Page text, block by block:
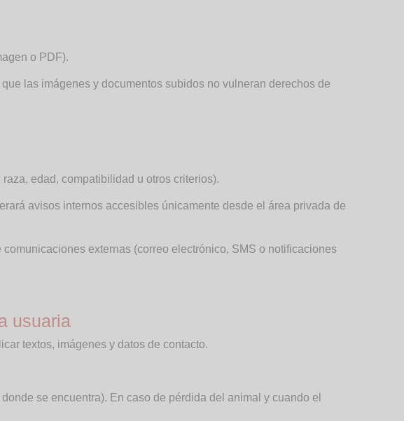
o PDF).
las imágenes y documentos subidos no vulneran derechos de
edad, compatibilidad u otros criterios).
avisos internos accesibles únicamente desde el área privada de
externas (correo electrónico, SMS o notificaciones
usuaria
textos, imágenes y datos de contacto.
se encuentra). En caso de pérdida del animal y cuando el